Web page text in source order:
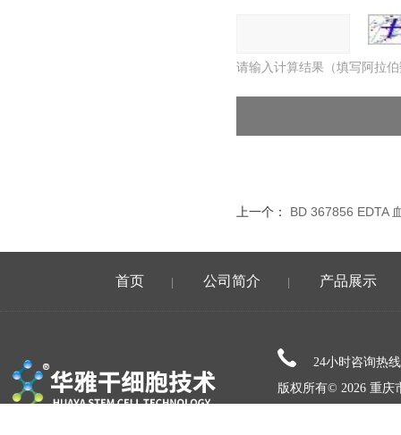
请输入计算结果（填写阿拉
上一个： BD 367856 EDTA
首页 公司简介 产品展示
24小时咨询热
版权所有© 2026 重庆